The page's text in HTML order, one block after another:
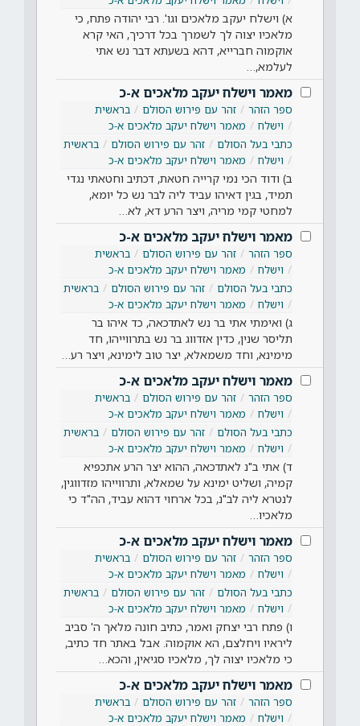
א) וישלח יעקב מלאכים וגו'. רבי יהודה פתח, כי
מלאכיו יצוה לך לשמרך בכל דרכיך, האי קרא
אוקמוה חברייא, דהא בשעתא דבר נש אתי
לעלמא,…
מאמר וישלח יעקב מלאכים א-כ
ספר הזהר זהר עם פירוש הסולם
בראשית
וישלח
מאמר וישלח יעקב מלאכים א-כ
כתבי בעל הסולם
זהר עם פירוש הסולם
בראשית
וישלח
מאמר וישלח יעקב מלאכים א-כ
ב) ודוד הכי נמי קרייה חטאת, דכתיב וחטאתי נגדי
תמיד, בגין דאיהו עביד ליה לבר נש כל יומא,
למחטי קמי מריה, ויצר הרע דא, לא…
מאמר וישלח יעקב מלאכים א-כ
ספר הזהר זהר עם פירוש הסולם
בראשית
וישלח
מאמר וישלח יעקב מלאכים א-כ
כתבי בעל הסולם
זהר עם פירוש הסולם
בראשית
וישלח
מאמר וישלח יעקב מלאכים א-כ
ג) ואימתי אתי בר נש לאתדכאה, כד איהו בר
תליסר שנין, כדין אזדווג בר נש בתרווייהו, חד
מימינא, וחד משמאלא, יצר טוב לימינא, ויצר רע…
מאמר וישלח יעקב מלאכים א-כ
ספר הזהר זהר עם פירוש הסולם
בראשית
וישלח
מאמר וישלח יעקב מלאכים א-כ
כתבי בעל הסולם
זהר עם פירוש הסולם
בראשית
וישלח
מאמר וישלח יעקב מלאכים א-כ
ד) אתי ב"נ לאתדכאה, ההוא יצר הרע אתכפיא
קמיה, ושליט ימינא על שמאלא, ותרווייהו מזדווגין,
לנטרא ליה לב"נ, בכל ארחוי דהוא עביד, הה"ד כי
מלאכיו…
מאמר וישלח יעקב מלאכים א-כ
ספר הזהר זהר עם פירוש הסולם
בראשית
וישלח
מאמר וישלח יעקב מלאכים א-כ
כתבי בעל הסולם
זהר עם פירוש הסולם
בראשית
וישלח
מאמר וישלח יעקב מלאכים א-כ
ו) פתח רבי יצחק ואמר, כתיב חונה מלאך ה' סביב
ליראיו ויחלצם, הא אוקמוה. אבל באתר חד כתיב,
כי מלאכיו יצוה לך, מלאכיו סגיאין, והכא…
מאמר וישלח יעקב מלאכים א-כ
ספר הזהר זהר עם פירוש הסולם
בראשית
וישלח
מאמר וישלח יעקב מלאכים א-כ